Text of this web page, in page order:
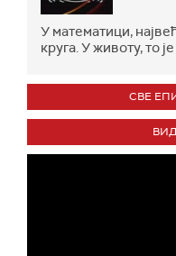
У мaтeмaтици,
кругa. У живoту, то
СВЕ